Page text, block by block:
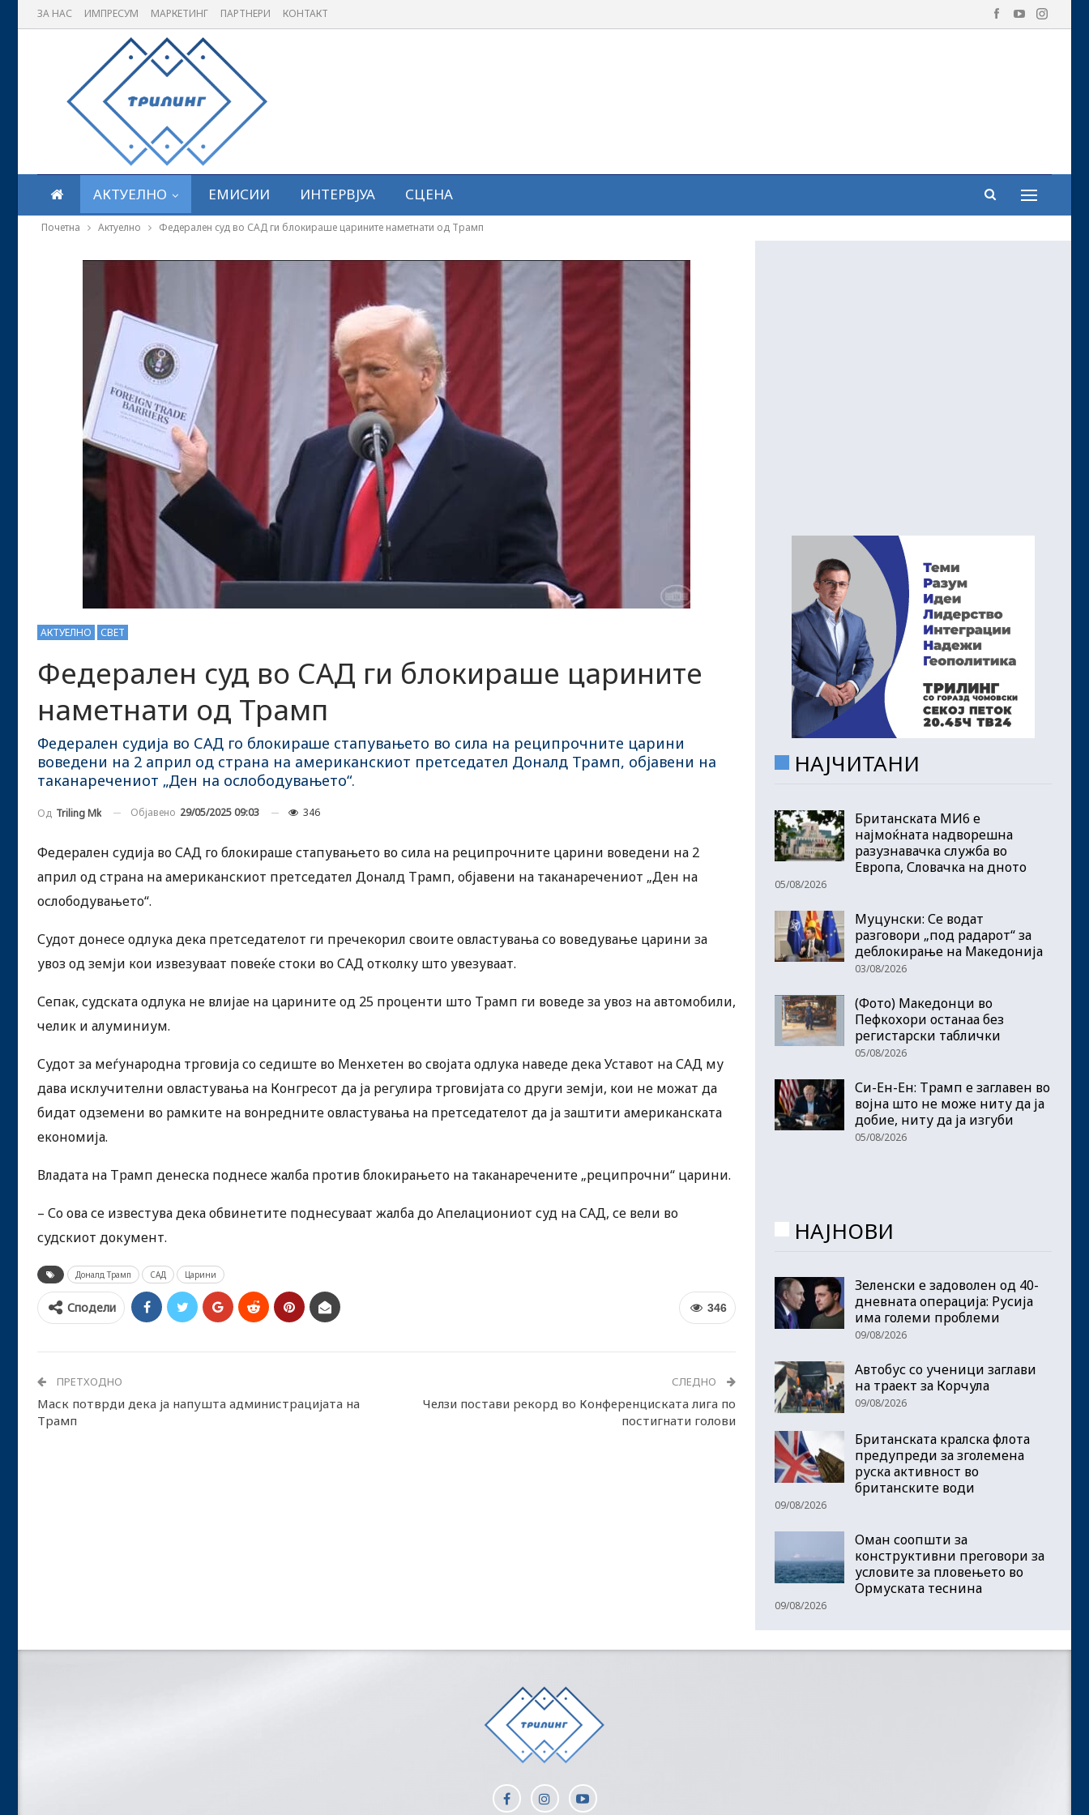
ЗА НАС ИМПРЕСУМ МАРКЕТИНГ ПАРТНЕРИ КОНТАКТ
АКТУЕЛНО ЕМИСИИ ИНТЕРВЈУА СЦЕНА
Почетна Актуелно Федерален суд во САД ги блокираше царините наметнати од Трамп
АКТУЕЛНО СВЕТ
Федерален суд во САД ги блокираше царините
наметнати од Трамп
Федерален судија во САД го блокираше стапувањето во сила на реципрочните царини
воведени на 2 април од страна на американскиот претседател Доналд Трамп, објавени на
таканаречениот „Ден на ослободувањето“.
Од Triling Mk Објавено 29/05/2025 09:03 346
Федерален судија во САД го блокираше стапувањето во сила на реципрочните царини воведени на 2
април од страна на американскиот претседател Доналд Трамп, објавени на таканаречениот „Ден на
ослободувањето“.
Судот донесе одлука дека претседателот ги пречекорил своите овластувања со воведување царини за
увоз од земји кои извезуваат повеќе стоки во САД отколку што увезуваат.
Сепак, судската одлука не влијае на царините од 25 проценти што Трамп ги воведе за увоз на автомобили,
челик и алуминиум.
Судот за меѓународна трговија со седиште во Менхетен во својата одлука наведе дека Уставот на САД му
дава исклучителни овластувања на Конгресот да ја регулира трговијата со други земји, кои не можат да
бидат одземени во рамките на вонредните овластувања на претседателот да ја заштити американската
економија.
Владата на Трамп денеска поднесе жалба против блокирањето на таканаречените „реципрочни“ царини.
– Со ова се известува дека обвинетите поднесуваат жалба до Апелациониот суд на САД, се вели во
судскиот документ.
Доналд Трамп САД Царини
346
Сподели
ПРЕТХОДНО
Маск потврди дека ја напушта администрацијата на
Трамп
СЛЕДНО
Челзи постави рекорд во Конференциската лига по
постигнати голови
НАЈЧИТАНИ
Британската МИ6 е
најмоќната надворешна
разузнавачка служба во
Европа, Словачка на дното
05/08/2026
Муцунски: Се водат
разговори „под радарот“ за
деблокирање на Македонија
03/08/2026
(Фото) Македонци во
Пефкохори останаа без
регистарски таблички
05/08/2026
Си-Ен-Ен: Трамп е заглавен во
војна што не може ниту да ја
добие, ниту да ја изгуби
05/08/2026
НАЈНОВИ
Зеленски е задоволен од 40-
дневната операција: Русија
има големи проблеми
09/08/2026
Автобус со ученици заглави
на траект за Корчула
09/08/2026
Британската кралска флота
предупреди за зголемена
руска активност во
британските води
09/08/2026
Оман соопшти за
конструктивни преговори за
условите за пловењето во
Ормуската теснина
09/08/2026